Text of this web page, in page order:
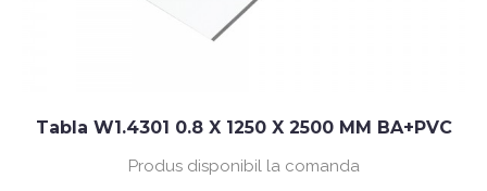
Tabla W1.4301 0.8 X 1250 X 2500 MM BA+PVC
Produs disponibil la comanda